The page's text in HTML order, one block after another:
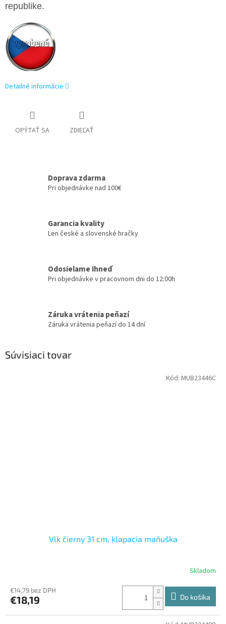
republike.
Detailné informácie
OPÝTAŤ SA ZDIEĽAŤ
Doprava zdarma
Pri objednávke nad 100€
Garancia kvality
Len české a slovenské hračky
Odosielame Ihneď
Pri objednávke v pracovnom dni do 12:00h
Záruka vrátenia peňazí
Záruka vrátenia peňazí do 14 dní
Súvisiaci tovar
Vlk čierny 31 cm, klapacia maňuška
Skladom
€14,79 bez DPH
€18,19 Do košíka
Kód: MUB23446C